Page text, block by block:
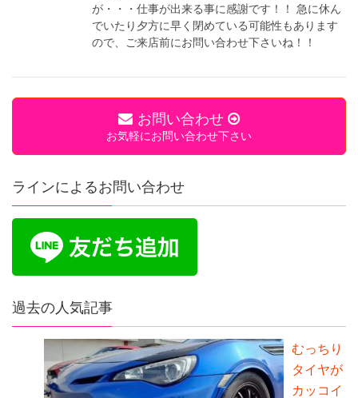
が・・・仕事が出来る事に感謝です！！ 急に休ん
でいたり夕方に早く閉めている可能性もあります
ので、ご来店前にお問い合わせ下さいね！！
お問い合わせ
お気軽にお問い合わせ下さい
ラインによるお問い合わせ
過去の人気記事
むっちり
タイヤが
カッコイ